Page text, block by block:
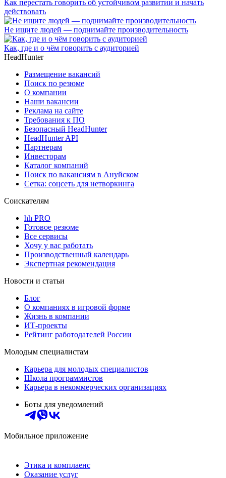
Как перестать говорить об устойчивом развитии и начать
действовать
Не ищите людей — поднимайте производительность
Как, где и о чём говорить с аудиторией
HeadHunter
Размещение вакансий
Поиск по резюме
О компании
Наши вакансии
Реклама на сайте
Требования к ПО
Безопасный HeadHunter
HeadHunter API
Партнерам
Инвесторам
Каталог компаний
Поиск по вакансиям в Ануйском
Сетка: соцсеть для нетворкинга
Соискателям
hh PRO
Готовое резюме
Все сервисы
Хочу у вас работать
Производственный календарь
Экспертная рекомендация
Новости и статьи
Блог
О компаниях в игровой форме
Жизнь в компании
ИТ-проекты
Рейтинг работодателей России
Молодым специалистам
Карьера для молодых специалистов
Школа программистов
Карьера в некоммерческих организациях
Боты для уведомлений
Мобильное приложение
Этика и комплаенс
Оказание услуг